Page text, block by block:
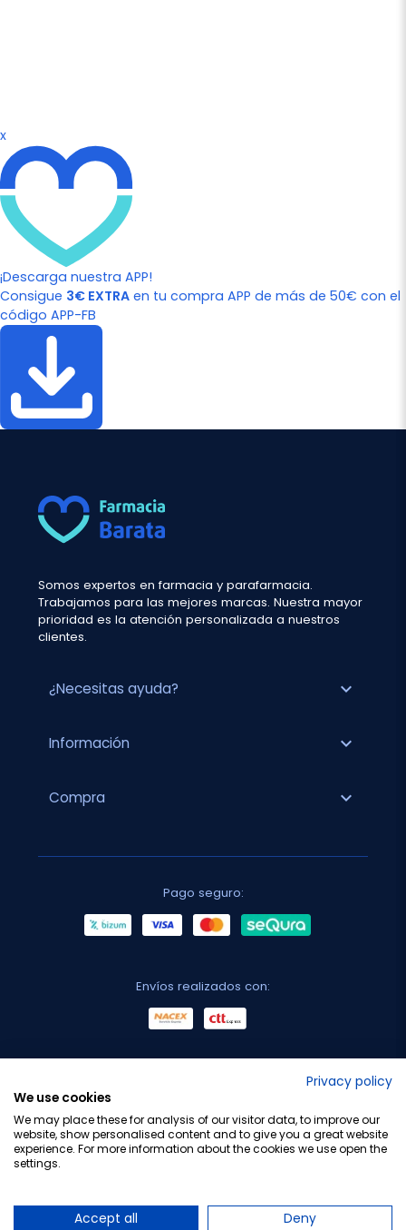
x
¡Descarga nuestra APP!
Consigue 3€ EXTRA en tu compra APP de más de 50€ con el
código APP-FB
Somos expertos en farmacia y parafarmacia.
Trabajamos para las mejores marcas. Nuestra mayor
prioridad es la atención personalizada a nuestros
clientes.
¿Necesitas ayuda? expand_more
Información expand_more
Compra expand_more
Pago seguro:
Envíos realizados con:
Privacy policy
We use cookies
We may place these for analysis of our visitor data, to improve our
website, show personalised content and to give you a great website
experience. For more information about the cookies we use open the
settings.
Accept all Deny